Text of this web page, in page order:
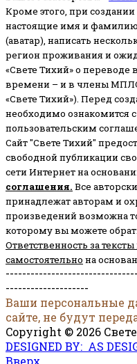
Кроме этого, при создании
настоящие имя и
(аватар), написать
регион проживания и
«Свете Тихий» о переводе
времени – и в члены
«Свете Тихий»). Перед
необходимо ознакомится
пользовательским
Сайт "Свете Тихий"
свободной публикации
сети Интернет на
соглашения. Все
принадлежат авторам и
произведений возможна
которому вы можете
Ответственность за
самостоятельно на
--------------------
Ваши персональные
сайте, не будут
Copyright © 2026
DESIGNED BY: AS
Вверх